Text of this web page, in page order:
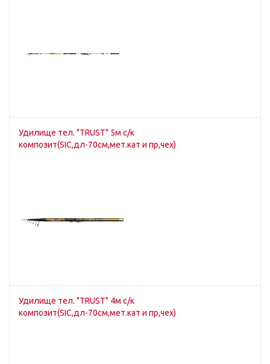
Удилище тел. "TRUST" 5м с/к
композит(SIC,дл-70см,мет.кат и пр,чех)
Удилище тел. "TRUST" 4м с/к
композит(SIC,дл-70см,мет.кат и пр,чех)